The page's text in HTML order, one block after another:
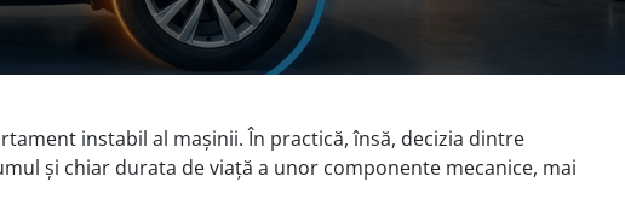
instabil al mașinii. În practică, însă, decizia dintre
și chiar durata de viață a unor componente mecanice, mai